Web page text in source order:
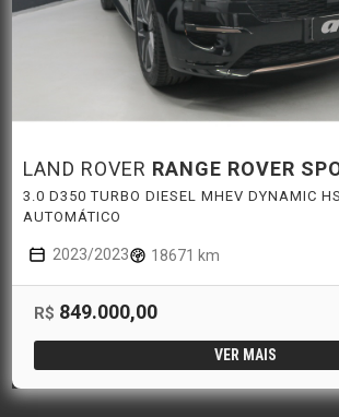
LAND ROVER RANGE ROVER
3.0 D350 TURBO DIESEL MHEV DYNAMIC
AUTOMÁTICO
2023/2023 18671 km
R$ 849.000,00
VER MAIS